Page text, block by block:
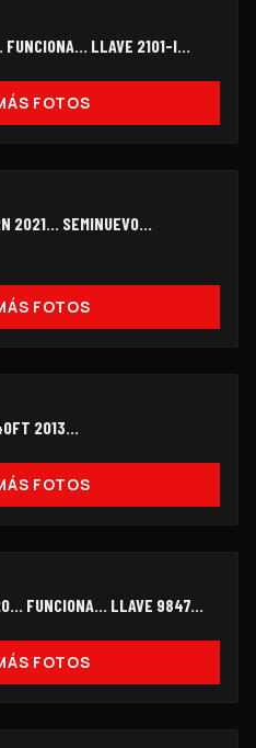
FUNCIONA... LLAVE 2101-I...
FOTOS
2021... SEMINUEVO...
FOTOS
2013...
FOTOS
FUNCIONA… LLAVE 9847...
FOTOS